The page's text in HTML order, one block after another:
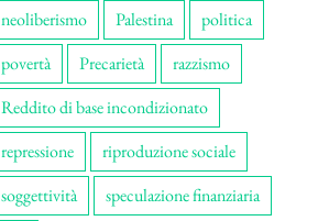
neoliberismo
Palestina
politica
povertà
Precarietà
razzismo
Reddito di base incondizionato
repressione
riproduzione sociale
soggettività
speculazione finanziaria